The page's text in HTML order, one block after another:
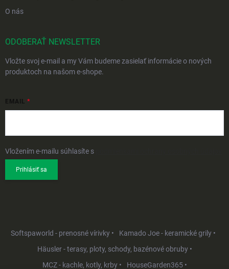
O nás
ODOBERAŤ NEWSLETTER
Vložte svoj e-mail a my Vám budeme zasielať informácie o nových
produktoch na našom e-shope.
EMAIL
Vložením e-mailu súhlasíte s
Prihlásiť sa
Softspaworld - prenosné vírivky •
Kamado Joe - keramické grily •
Häusler - terasy, ploty, schody, bazénové obruby •
MCZ - kachle, kotly, krby •
HouseGarden365 •